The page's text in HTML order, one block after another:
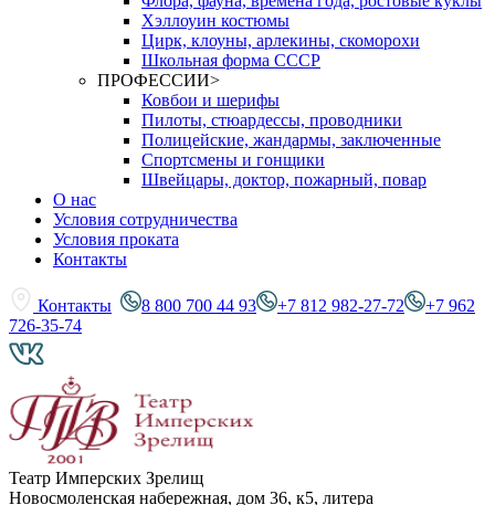
Хэллоуин костюмы
Цирк, клоуны, арлекины, скоморохи
Школьная форма СССР
ПРОФЕССИИ>
Ковбои и шерифы
Пилоты, стюардессы, проводники
Полицейские, жандармы, заключенные
Спортсмены и гонщики
Швейцары, доктор, пожарный, повар
О нас
Условия сотрудничества
Условия проката
Контакты
Контакты 8 800 700 44 93 +7 812 982-27-72
+7 962
726-35-74
Театр Имперских Зрелищ
Новосмоленская набережная, дом 36, к5, литера